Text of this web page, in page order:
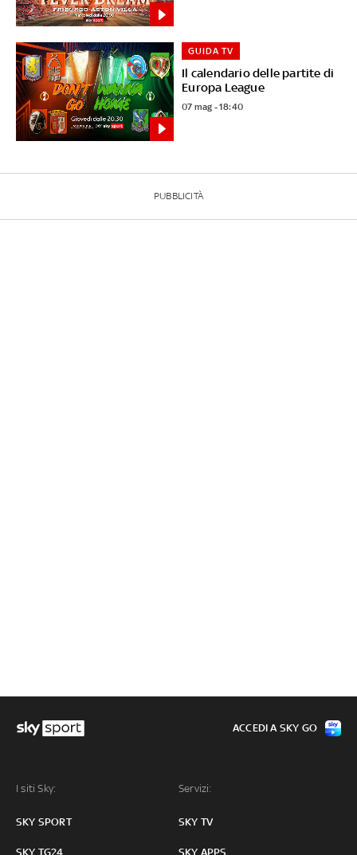
Il calendario delle partite di
Europa League
GUIDA TV
07 mag - 18:40
PUBBLICITÀ
I siti Sky:
SKY SPORT
SKY TG24
Servizi:
SKY TV
SKY APPS
ACCEDI A SKY GO